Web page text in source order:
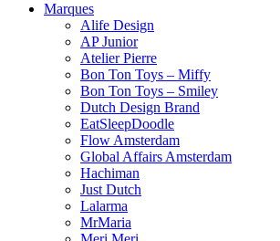
Marques
Alife Design
AP Junior
Atelier Pierre
Bon Ton Toys – Miffy
Bon Ton Toys – Smiley
Dutch Design Brand
EatSleepDoodle
Flow Amsterdam
Global Affairs Amsterdam
Hachiman
Just Dutch
Lalarma
MrMaria